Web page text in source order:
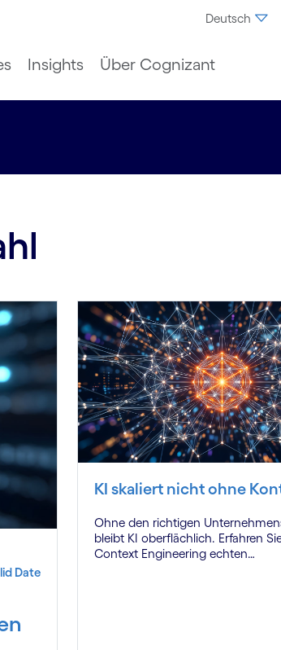
Deutsch
Insights Über Cognizant
Date
KI skaliert nicht ohne
Ohne den richtigen
bleibt KI oberflächlich. Erfahren
Context Engineering echten